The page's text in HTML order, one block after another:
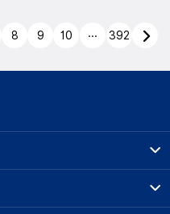
8 9 10 ... 392